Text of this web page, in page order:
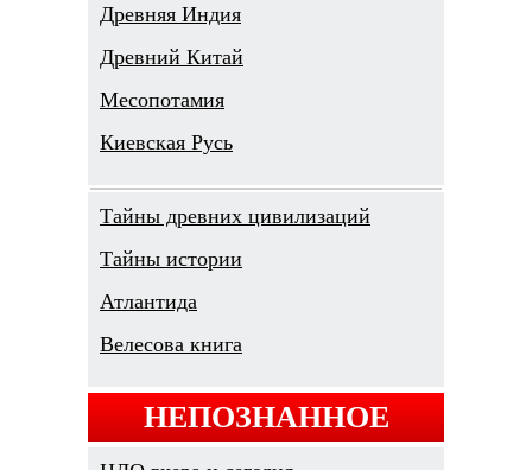
Древняя Индия
Древний Китай
Месопотамия
Киевская Русь
Тайны древних цивилизаций
Тайны истории
Атлантида
Велесова книга
НЕПОЗНАННОЕ